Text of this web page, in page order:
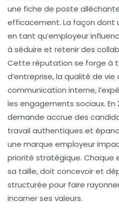
une fiche de poste
efficacement. La façon dont
en tant qu’employeur
à séduire et retenir des
Cette réputation se forge à
d’entreprise, la qualité de vie
communication interne,
les engagements sociaux. En
demande accrue des
travail authentiques et
une marque employeur
priorité stratégique. Chaque
sa taille, doit concevoir et
structurée pour faire
incarner ses valeurs.